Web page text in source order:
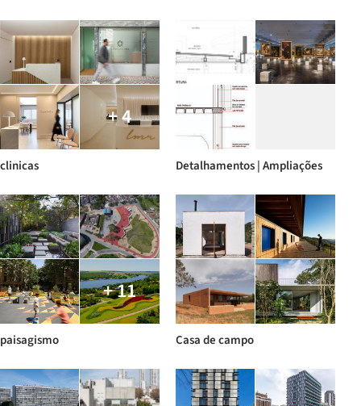
+ 4
clinicas Detalhamentos | Ampliações
+ 11
paisagismo Casa de campo